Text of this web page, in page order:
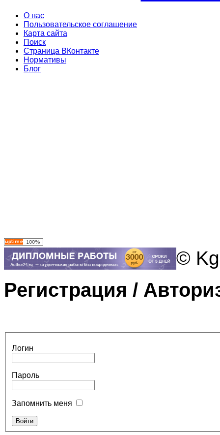
О нас
Пользовательское соглашение
Карта сайта
Поиск
Страница ВКонтакте
Нормативы
Блог
©
Регистрация /
Логин
Пароль
Запомнить меня